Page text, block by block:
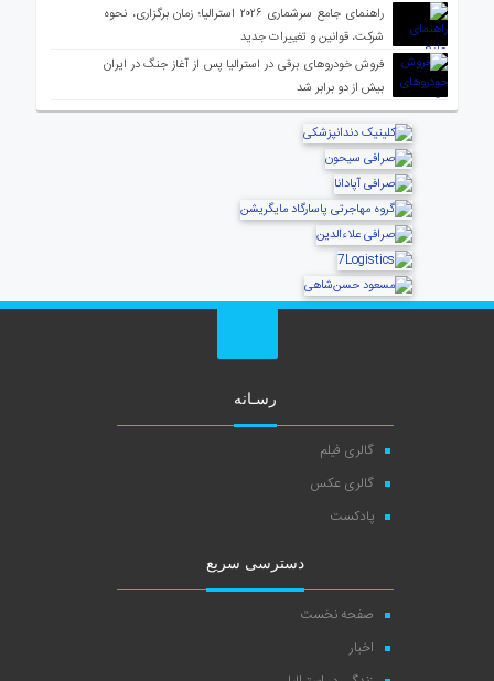
راهنمای جامع سرشماری ۲۰۲۶ استرالیا؛ زمان برگزاری، نحوه
شرکت، قوانین و تغییرات جدید
فروش خودروهای برقی در استرالیا پس از آغاز جنگ در ایران
بیش از دو برابر شد
رسـانه
گالری فیلم
گالری عکس
پادکست
دسترسی سریع
صفحه نخست
اخبار